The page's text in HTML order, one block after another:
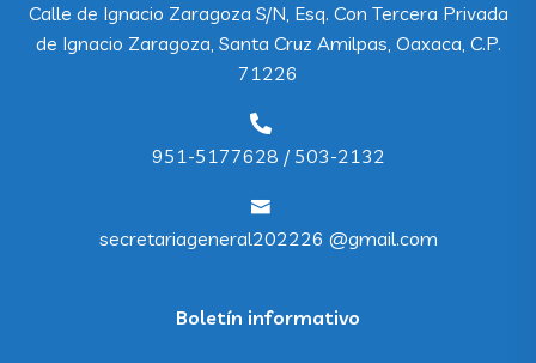
Calle de Ignacio Zaragoza S/N, Esq. Con Tercera Privada
de Ignacio Zaragoza, Santa Cruz Amilpas, Oaxaca, C.P.
71226
951-5177628 / 503-2132
secretariageneral202226 @gmail.com
Boletín informativo